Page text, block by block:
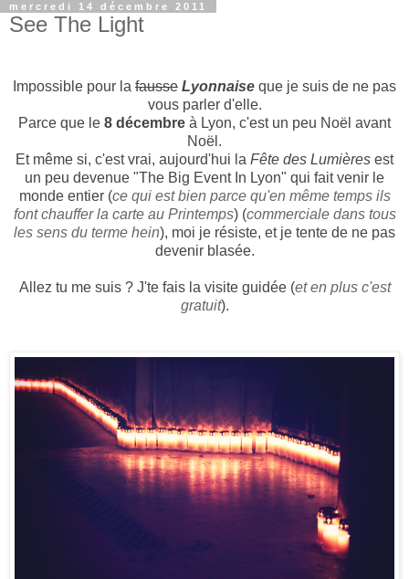
mercredi 14 décembre 2011
See The Light
Impossible pour la fausse Lyonnaise que je suis de ne pas
vous parler d'elle.
Parce que le 8 décembre à Lyon, c'est un peu Noël avant
Noël.
Et même si, c'est vrai, aujourd'hui la Fête des Lumières est
un peu devenue "The Big Event In Lyon" qui fait venir le
monde entier (ce qui est bien parce qu'en même temps ils
font chauffer la carte au Printemps) (commerciale dans tous
les sens du terme hein), moi je résiste, et je tente de ne pas
devenir blasée.
Allez tu me suis ? J'te fais la visite guidée (et en plus c'est
gratuit).